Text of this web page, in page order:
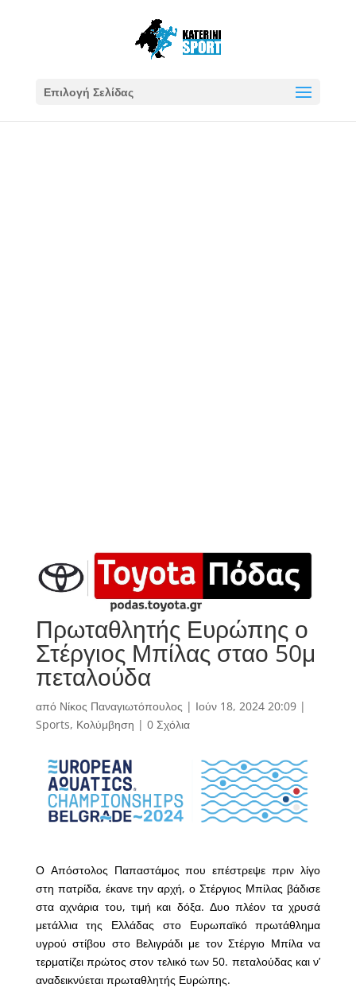
Επιλογή Σελίδας
Πρωταθλητής Ευρώπης ο
Στέργιος Μπίλας σταο 50μ
πεταλούδα
από Νίκος Παναγιωτόπουλος | Ιούν 18, 2024 20:09|
Sports, Κολύμβηση | 0 Σχόλια
Ο Απόστολος Παπαστάμος που επέστρεψε πριν λίγο
στη πατρίδα, έκανε την αρχή, ο Στέργιος Μπίλας βάδισε
στα αχνάρια του, τιμή και δόξα. Δυο πλέον τα χρυσά
μετάλλια της Ελλάδας στο Ευρωπαϊκό πρωτάθλημα
υγρού στίβου στο Βελιγράδι με τον Στέργιο Μπίλα να
τερματίζει πρώτος στον τελικό των 50. πεταλούδας και ν’
αναδεικνύεται πρωταθλητής Ευρώπης.